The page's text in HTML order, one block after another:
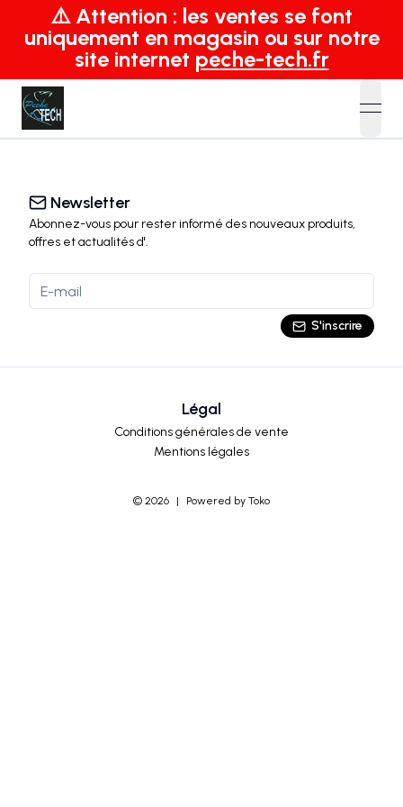
⚠️ Attention : les ventes se font
uniquement en magasin ou sur notre
site internet peche-tech.fr
Newsletter
Abonnez-vous pour rester informé des nouveaux produits,
offres et actualitésd'.
S'inscrire
Légal
Conditions générales de vente
Mentions légales
© 2026 | Powered by Toko